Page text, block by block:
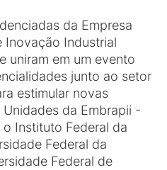
da Empresa
Inovação Industrial
uniram em um evento
junto ao setor
estimular novas
da Embrapii -
o Instituto Federal da
Federal da
Federal de